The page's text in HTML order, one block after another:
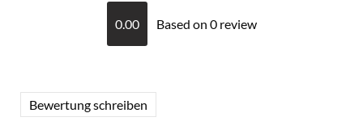
0.00 Based on 0 review
Bewertung schreiben